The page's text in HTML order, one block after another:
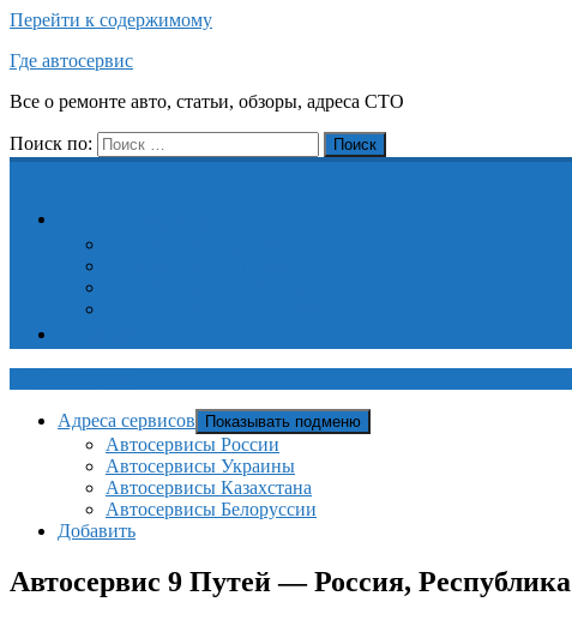
Перейти к содержимому
Где автосервис
Все о ремонте авто, статьи, обзоры, адреса СТО
Поиск по: Поиск
Адреса сервисов Показывать подменю
Автосервисы России
Автосервисы Украины
Автосервисы Казахстана
Автосервисы Белоруссии
Добавить
Автосервис 9 Путей — Россия,